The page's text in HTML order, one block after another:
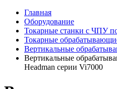
Главная
Оборудование
Токарные станки с ЧПУ
Токарные
Вертикальные
Вертикальные
Headman серии Vi7000